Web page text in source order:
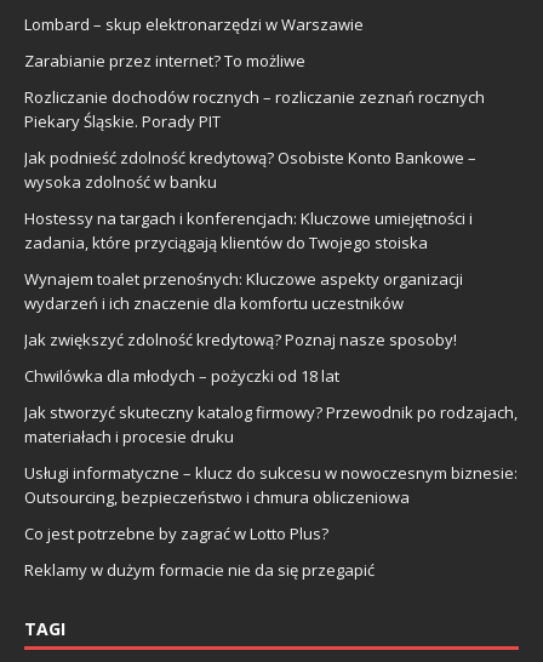
Lombard – skup elektronarzędzi w Warszawie
Zarabianie przez internet? To możliwe
Rozliczanie dochodów rocznych – rozliczanie zeznań rocznych
Piekary Śląskie. Porady PIT
Jak podnieść zdolność kredytową? Osobiste Konto Bankowe –
wysoka zdolność w banku
Hostessy na targach i konferencjach: Kluczowe umiejętności i
zadania, które przyciągają klientów do Twojego stoiska
Wynajem toalet przenośnych: Kluczowe aspekty organizacji
wydarzeń i ich znaczenie dla komfortu uczestników
Jak zwiększyć zdolność kredytową? Poznaj nasze sposoby!
Chwilówka dla młodych – pożyczki od 18 lat
Jak stworzyć skuteczny katalog firmowy? Przewodnik po rodzajach,
materiałach i procesie druku
Usługi informatyczne – klucz do sukcesu w nowoczesnym biznesie:
Outsourcing, bezpieczeństwo i chmura obliczeniowa
Co jest potrzebne by zagrać w Lotto Plus?
Reklamy w dużym formacie nie da się przegapić
TAGI